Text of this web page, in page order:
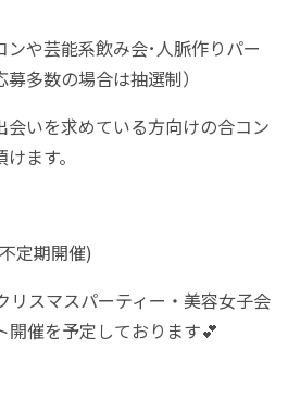
や芸能系飲み会･人脈作りパー
多数の場合は抽選制）
会いを求めている方向けの合コン
ます。
定期開催)
リスマスパーティー・美容女子会
開催を予定しております💕